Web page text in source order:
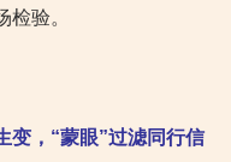
验。
变，“蒙眼”过滤同行信